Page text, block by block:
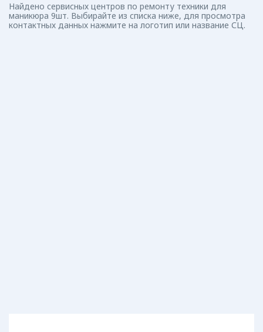
Найдено сервисных центров по ремонту техники для
маникюра 9шт. Выбирайте из списка ниже, для просмотра
контактных данных нажмите на логотип или название СЦ.